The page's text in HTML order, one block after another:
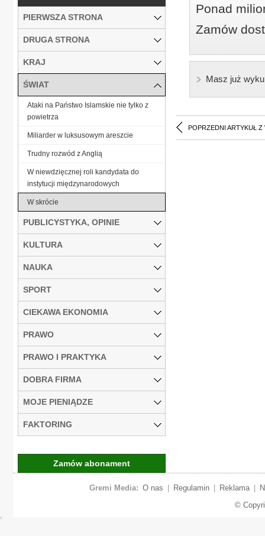
Ponad
Zamów
Masz już
POPRZEDNI ARTYKUŁ Z
PIERWSZA STRONA
DRUGA STRONA
KRAJ
ŚWIAT
Ataki na Państwo Islamskie nie tylko z
powietrza
Miliarder w luksusowym areszcie
Trudny rozwód z Anglią
W niewdzięcznej roli kandydata do
instytucji międzynarodowych
W skrócie
PUBLICYSTYKA, OPINIE
KULTURA
NAUKA
SPORT
CIEKAWA EKONOMIA
PRAWO
PRAWO I PRAKTYKA
DOBRA FIRMA
MOJE PIENIĄDZE
FAKTORING
Zamów abonament
Gremi Media: O nas Regulamin Reklama
©